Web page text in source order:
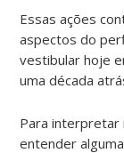
Essas ações
aspectos do
vestibular hoje
uma década
Para interpretar
entender